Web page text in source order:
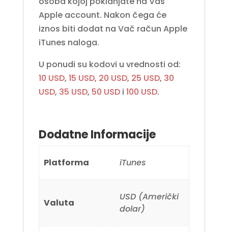
Apple account. Nakon čega će
iznos biti dodat na Vač račun Apple
iTunes naloga.
U ponudi su kodovi u vrednosti od:
10 USD, 15 USD, 20 USD, 25 USD, 30
USD, 35 USD, 50 USDi 100 USD.
Dodatne Informacije
Platforma iTunes
Valuta
USD (Američki
dolar)